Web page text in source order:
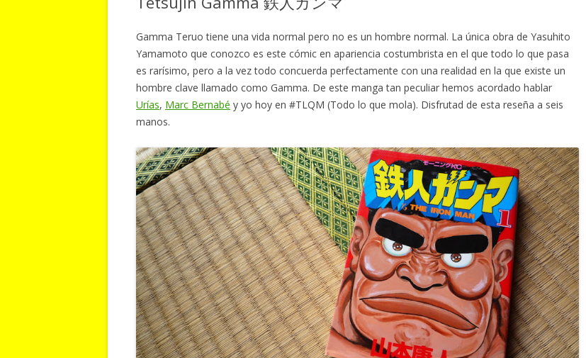
Gamma Teruo tiene una vida normal pero no es un hombre normal. La única obra de Yasuhito
Yamamoto que conozco es este cómic en apariencia costumbrista en el que todo lo que pasa
es rarísimo, pero a la vez todo concuerda perfectamente con una realidad en la que existe un
hombre clave llamado como Gamma. De este manga tan peculiar hemos acordado hablar
Urías, Marc Bernabé y yo hoy en #TLQM (Todo lo que mola). Disfrutad de esta reseña a seis
manos.